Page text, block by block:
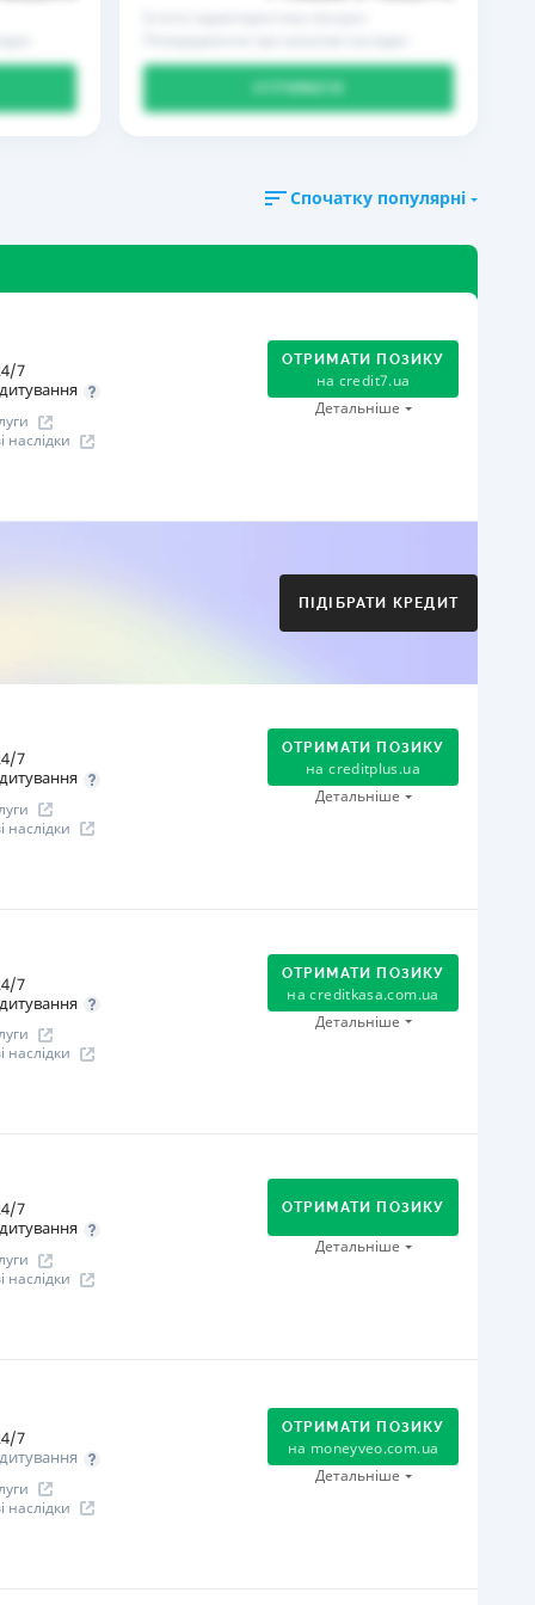
Спочатку популярні
7
ОТРИМАТИ ПОЗИКУ
на credit7.ua
Детальніше
Через термінали самообслуговування
переоформлена 21.03.2024 р.
ПІДІБРАТИ КРЕДИТ
7
ОТРИМАТИ ПОЗИКУ
на creditplus.ua
Детальніше
Онлайн (через сайт або інтернет-банкінг)
Через термінали Приватбанку
Через термінали самообслуговування
НБУ
7
ОТРИМАТИ ПОЗИКУ
на creditkasa.com.ua
Детальніше
Онлайн (через сайт або інтернет-банкінг)
Через термінали Приватбанку
Через термінали самообслуговування
Через відділення банків-партнерів
7
ОТРИМАТИ ПОЗИКУ
Детальніше
Оплата на розрахунковий рахунок
Онлайн (через сайт або інтернет-банкінг)
НБУ
переоформлена 07.03.2024 р.
7
ОТРИМАТИ ПОЗИКУ
на moneyveo.com.ua
Детальніше